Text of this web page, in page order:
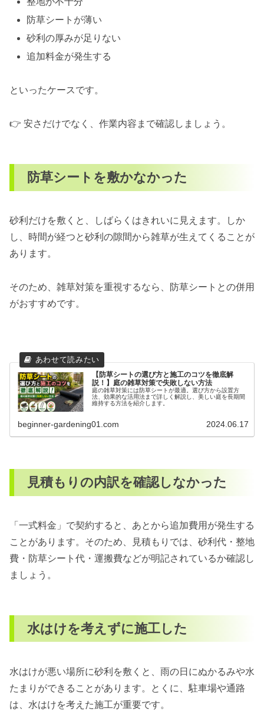
防草シートが薄い
砂利の厚みが足りない
追加料金が発生する
といったケースです。
👉 安さだけでなく、作業内容まで確認しましょう。
防草シートを敷かなかった
砂利だけを敷くと、しばらくはきれいに見えます。しか
し、時間が経つと砂利の隙間から雑草が生えてくることが
あります。
そのため、雑草対策を重視するなら、防草シートとの併用
がおすすめです。
【防草シートの選び方と施工のコツを徹底解
説！】庭の雑草対策で失敗しない方法
庭の雑草対策には防草シートが最適。選び方から設置方
法、効果的な活用法まで詳しく解説し、美しい庭を長期間
維持する方法を紹介します。
beginner-gardening01.com 2024.06.17
見積もりの内訳を確認しなかった
「一式料金」で契約すると、あとから追加費用が発生する
ことがあります。そのため、見積もりでは、砂利代・整地
費・防草シート代・運搬費などが明記されているか確認し
ましょう。
水はけを考えずに施工した
水はけが悪い場所に砂利を敷くと、雨の日にぬかるみや水
たまりができることがあります。とくに、駐車場や通路
は、水はけを考えた施工が重要です。